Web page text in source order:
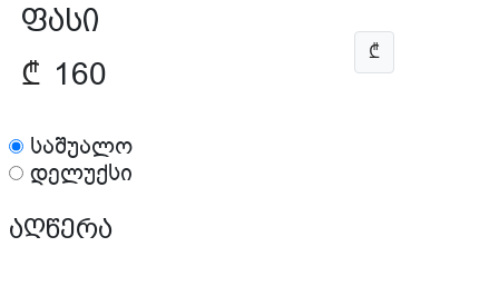
ფასი
₾ 160
₾
საშუალო
დელუქსი
აღწერა